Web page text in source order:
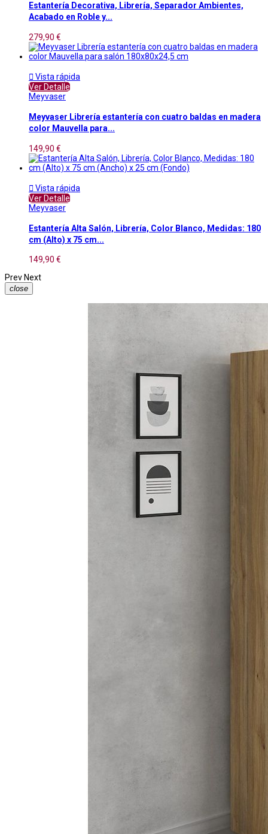
Estantería Decorativa, Librería, Separador Ambientes,
Acabado en Roble y...
279,90 €
 Vista rápida
Ver Detalle
Meyvaser
Meyvaser Librería estantería con cuatro baldas en madera
color Mauvella para...
149,90 €
 Vista rápida
Ver Detalle
Meyvaser
Estantería Alta Salón, Librería, Color Blanco, Medidas: 180
cm (Alto) x 75 cm...
149,90 €
Prev Next
close